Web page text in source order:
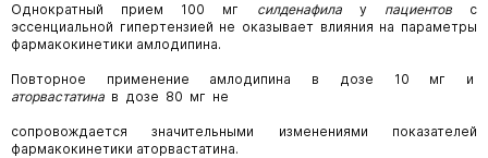
Однократный прием 100 мг силденафилау пациентовс
эссенциальной гипертензией не оказывает влияния на параметры
фармакокинетики амлодипина.
Повторное применение амлодипина в дозе 10 мг и
аторвастатина в дозе 80 мг не
сопровождается значительными изменениями показателей
фармакокинетики аторвастатина.